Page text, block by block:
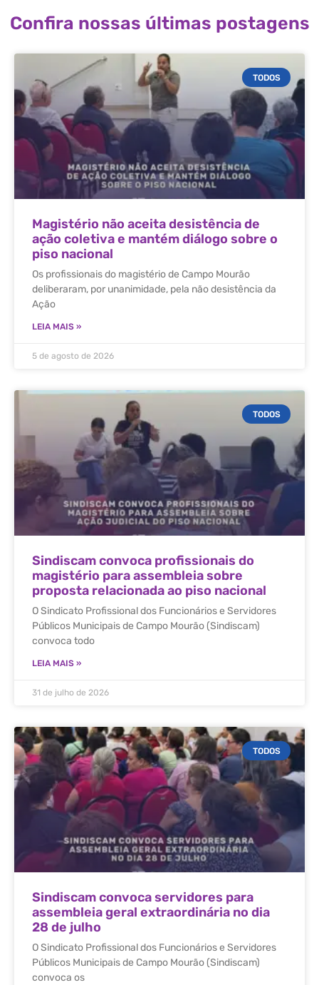
Confira nossas últimas postagens
TODOS
Magistério não aceita desistência de
ação coletiva e mantém diálogo sobre o
piso nacional
Os profissionais do magistério de Campo Mourão
deliberaram, por unanimidade, pela não desistência da
Ação
LEIA MAIS »
5 de agosto de 2026
TODOS
Sindiscam convoca profissionais do
magistério para assembleia sobre
proposta relacionada ao piso nacional
O Sindicato Profissional dos Funcionários e Servidores
Públicos Municipais de Campo Mourão (Sindiscam)
convoca todo
LEIA MAIS »
31 de julho de 2026
TODOS
Sindiscam convoca servidores para
assembleia geral extraordinária no dia
28 de julho
O Sindicato Profissional dos Funcionários e Servidores
Públicos Municipais de Campo Mourão (Sindiscam)
convoca os